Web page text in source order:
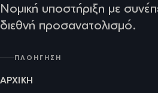
Νομική υποστήριξη με
διεθνή προσανατολισμό.
ΠΛΟΉΓΗΣΗ
ΑΡΧΙΚΉ